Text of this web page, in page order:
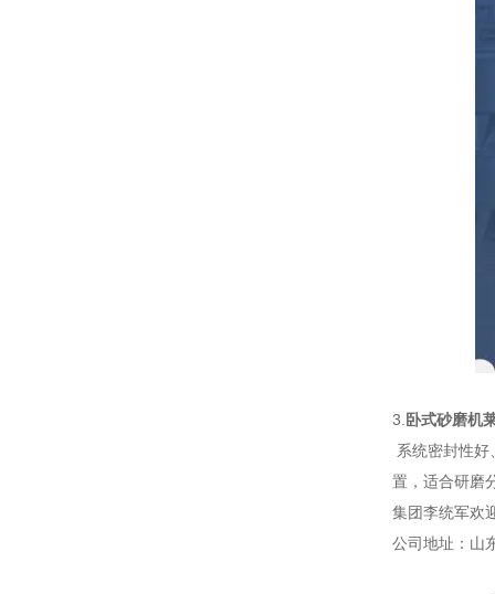
3. 卧式砂磨机
系统密封性
置，适合研磨
集团李统军欢
公司地址：山